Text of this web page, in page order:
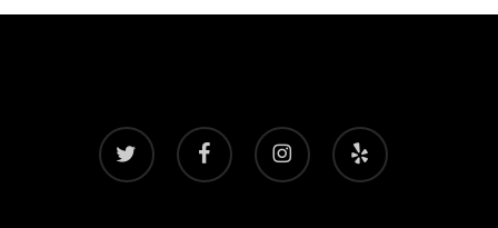
twitter facebook instagram yelp